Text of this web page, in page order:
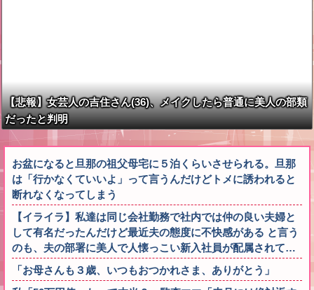
【悲報】女芸人の吉住さん(36)、メイクしたら普通に美人の部類
だったと判明
お盆になると旦那の祖父母宅に５泊くらいさせられる。旦那
は「行かなくていいよ」って言うんだけどトメに誘われると
断れなくなってしまう
【イライラ】私達は同じ会社勤務で社内では仲の良い夫婦と
して有名だったんだけど最近夫の態度に不快感がある と言う
のも、夫の部署に美人で人懐っこい新入社員が配属されて…
「お母さんも３歳、いつもおつかれさま、ありがとう」